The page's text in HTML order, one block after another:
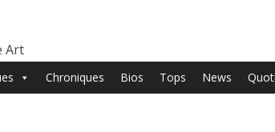
Chroniques Bios Tops News